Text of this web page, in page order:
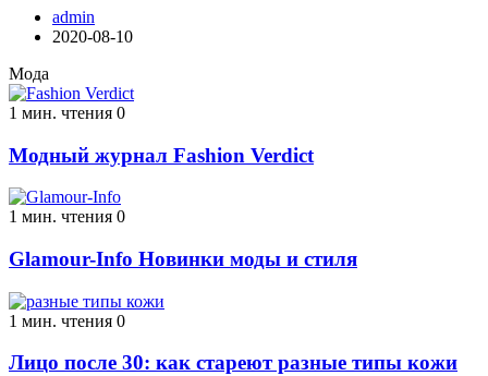
admin
2020-08-10
Мода
1 мин. чтения 0
Модный журнал Fashion Verdict
1 мин. чтения 0
Glamour-Info Новинки моды и стиля
1 мин. чтения 0
Лицо после 30: как стареют разные типы кожи